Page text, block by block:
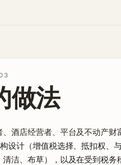
做法
、酒店经营者、平台及不动产财
设计（增值税选择、抵扣权、
洁、布草），以及在受到税务